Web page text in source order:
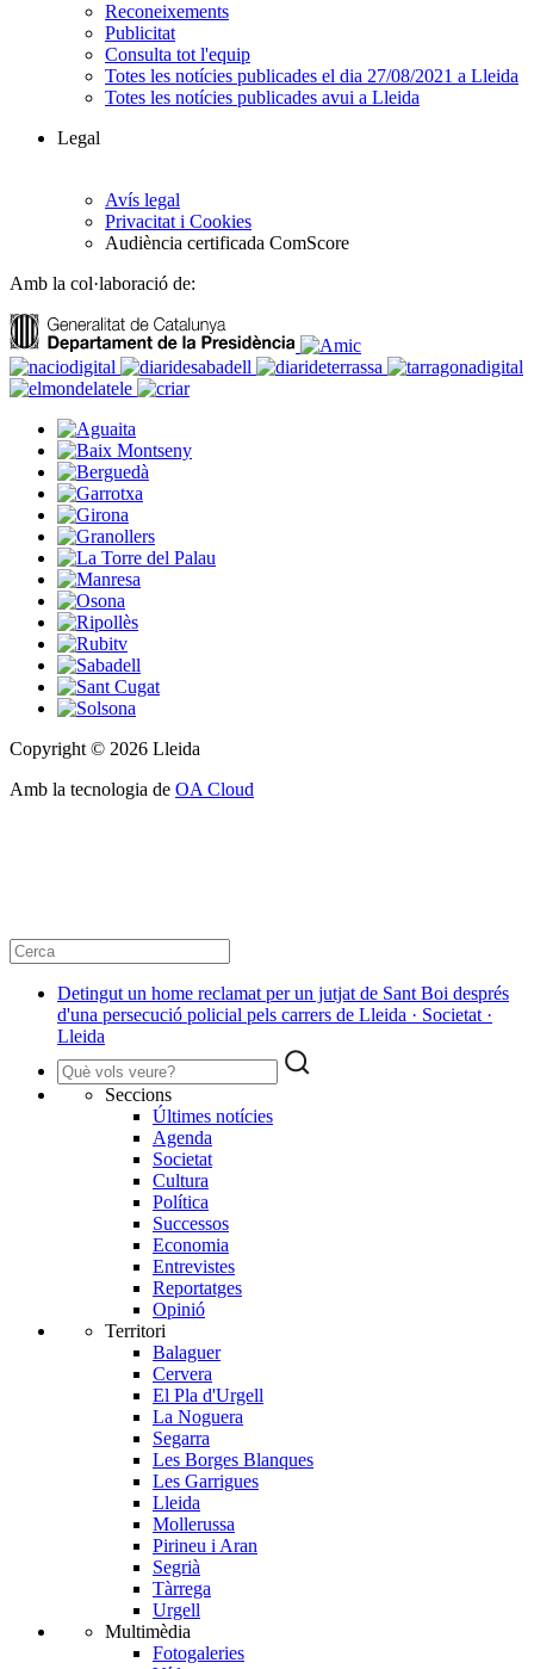
Reconeixements
Publicitat
Consulta tot l'equip
Totes les notícies publicades el dia 27/08/2021 a Lleida
Totes les notícies publicades avui a Lleida
Legal
Avís legal
Privacitat i Cookies
Audiència certificada ComScore
Amb la col·laboració de:
Copyright © 2026 Lleida
Amb la tecnologia de OA Cloud
Detingut un home reclamat per un jutjat de Sant Boi després
d'una persecució policial pels carrers de Lleida · Societat ·
Lleida
Seccions
Últimes notícies
Agenda
Societat
Cultura
Política
Successos
Economia
Entrevistes
Reportatges
Opinió
Territori
Balaguer
Cervera
El Pla d'Urgell
La Noguera
Segarra
Les Borges Blanques
Les Garrigues
Lleida
Mollerussa
Pirineu i Aran
Segrià
Tàrrega
Urgell
Multimèdia
Fotogaleries